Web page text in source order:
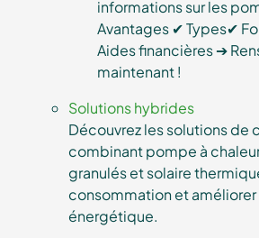
informations sur les
Avantages ✔ Types✔
Aides financières ➔
maintenant !
Solutions hybrides
Découvrez les solutions de
combinant pompe à
granulés et solaire
consommation et
énergétique.